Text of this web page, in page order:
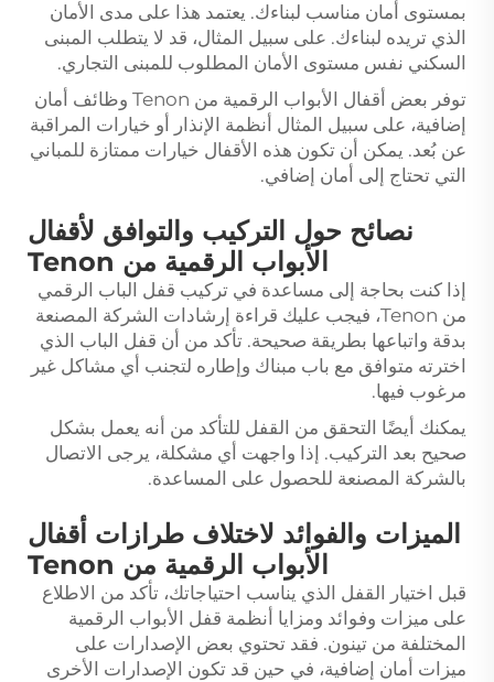
بمستوى أمان مناسب لبناءك. يعتمد هذا على مدى الأمان
الذي تريده لبناءك. على سبيل المثال، قد لا يتطلب المبنى
السكني نفس مستوى الأمان المطلوب للمبنى التجاري.
توفر بعض أقفال الأبواب الرقمية من Tenon وظائف أمان
إضافية، على سبيل المثال أنظمة الإنذار أو خيارات المراقبة
عن بُعد. يمكن أن تكون هذه الأقفال خيارات ممتازة للمباني
التي تحتاج إلى أمان إضافي.
نصائح حول التركيب والتوافق لأقفال
الأبواب الرقمية من Tenon
إذا كنت بحاجة إلى مساعدة في تركيب قفل الباب الرقمي
من Tenon، فيجب عليك قراءة إرشادات الشركة المصنعة
بدقة واتباعها بطريقة صحيحة. تأكد من أن قفل الباب الذي
اخترته متوافق مع باب مبناك وإطاره لتجنب أي مشاكل غير
مرغوب فيها.
يمكنك أيضًا التحقق من القفل للتأكد من أنه يعمل بشكل
صحيح بعد التركيب. إذا واجهت أي مشكلة، يرجى الاتصال
بالشركة المصنعة للحصول على المساعدة.
الميزات والفوائد لاختلاف طرازات أقفال
الأبواب الرقمية من Tenon
قبل اختيار القفل الذي يناسب احتياجاتك، تأكد من الاطلاع
على ميزات وفوائد ومزايا أنظمة قفل الأبواب الرقمية
المختلفة من تينون. فقد تحتوي بعض الإصدارات على
ميزات أمان إضافية، في حين قد تكون الإصدارات الأخرى